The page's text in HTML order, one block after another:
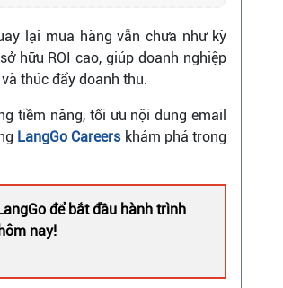
lại mua hàng vẫn chưa như kỳ
hữu ROI cao, giúp doanh nghiệp
thúc đẩy doanh thu.
tiềm năng, tối ưu nội dung email
LangGo Careerskhám phá trong
để bắt đầu hành trình
nay!